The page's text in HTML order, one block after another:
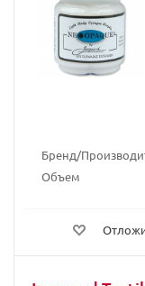
Бренд/
Объем